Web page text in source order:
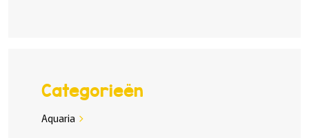
Categorieën
Aquaria chevron_right